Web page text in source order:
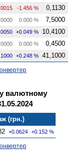
-1.456 % 0,1130
0.000 % 7,5000
+0.049 % 10,4100
0.000 % 0,4500
+0.248 % 41,1000
валютному
(грн.)
+0.0624 +0.152 %